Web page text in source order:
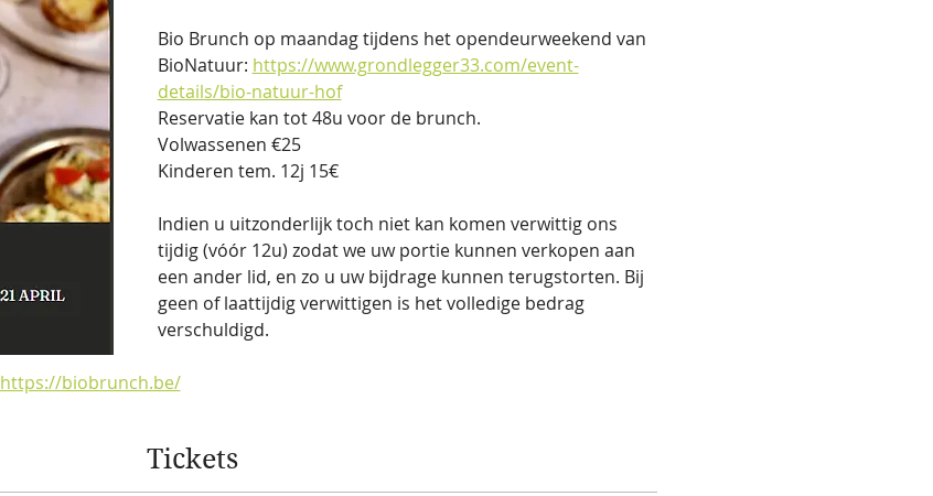
Bio Brunch op maandag tijdens het opendeurweekend van
BioNatuur: https://www.grondlegger33.com/event-
details/bio-natuur-hof
Reservatie kan tot 48u voor de brunch.
Volwassenen €25
Kinderen tem. 12j 15€
Indien u uitzonderlijk toch niet kan komen verwittig ons
tijdig (vóór 12u) zodat we uw portie kunnen verkopen aan
een ander lid, en zo u uw bijdrage kunnen terugstorten. Bij
geen of laattijdig verwittigen is het volledige bedrag
verschuldigd.
https://biobrunch.be/
Tickets